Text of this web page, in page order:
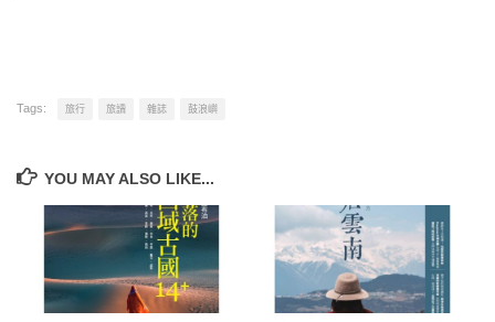
Tags: 旅行 旅讀 雜誌 鼓浪嶼
YOU MAY ALSO LIKE...